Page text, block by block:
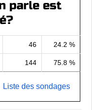
parle est
46 24.2 %
144 75.8 %
Liste des sondages